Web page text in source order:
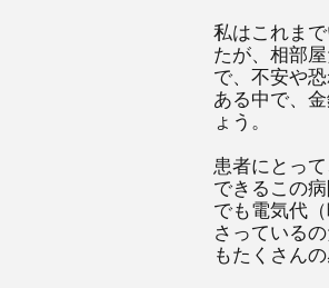
私はこれま
たが、相部
で、不安や
ある中で、
ょう。
患者にとっ
できるこの
でも電気代
さっている
もたくさん